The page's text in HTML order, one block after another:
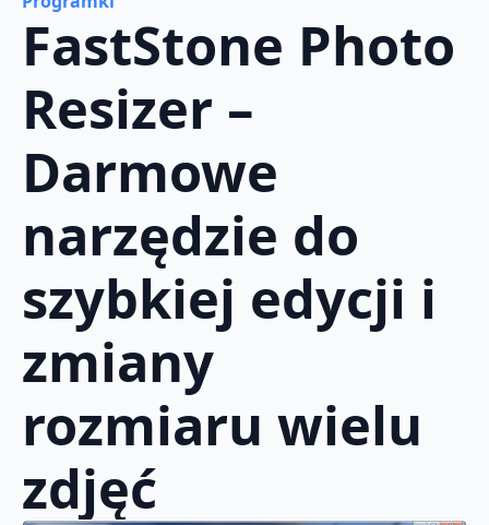
FastStone Photo
Resizer –
Darmowe
narzędzie do
szybkiej edycji i
zmiany
rozmiaru wielu
zdjęć